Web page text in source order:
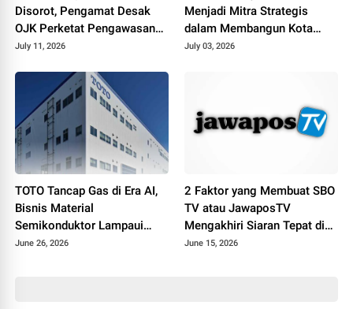
Disorot, Pengamat Desak
OJK Perketat Pengawasan
Collection Agent
July 11, 2026
Menjadi Mitra Strategis
dalam Membangun Kota
Palembang
July 03, 2026
TOTO Tancap Gas di Era AI,
Bisnis Material
Semikonduktor Lampaui
Penjualan Produk Sanitasi
June 26, 2026
2 Faktor yang Membuat SBO
TV atau JawaposTV
Mengakhiri Siaran Tepat di
Hari Jadi ke-19
June 15, 2026